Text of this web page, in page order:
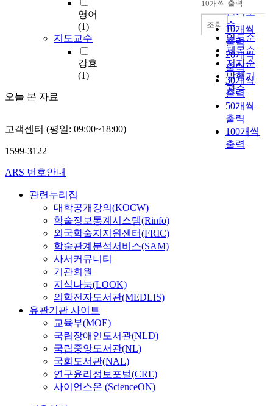
영어
(1)
지도교수
강효
(1)
오늘 본 자료
인기도
순
연도순
제목순
저자순
발행기
관순
내림차순
10개씩 출력
10개씩
출력
20개씩
출력
30개씩
출력
50개씩
출력
100개씩
출력
조회
고객센터 (평일: 09:00~18:00)
1599-3122
ARS 번호안내
관련누리집
대학공개강의(KOCW)
학술정보통계시스템(Rinfo)
외국학술지지원센터(FRIC)
학술관계분석서비스(SAM)
사서커뮤니티
기관회원
지식나눔(LOOK)
의학전자도서관(MEDLIS)
유관기관 사이트
교육부(MOE)
국립장애인도서관(NLD)
국립중앙도서관(NL)
국회도서관(NAL)
연구윤리정보포털(CRE)
사이언스온 (ScienceON)